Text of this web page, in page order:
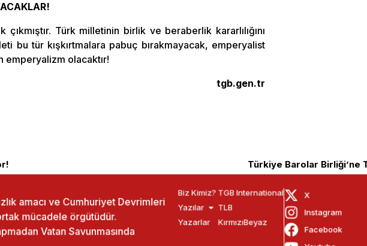
Türk milletinin birlik ve beraberlik kararlılığını
bu tür kışkırtmalara pabuç bırakmayacak, emperyalist
emperyalizm olacaktır!
tgb.gen.tr
Türkiye Barolar Birliği’ne
amacı ve Cumhuriyet Devrimleri
mücadele örgütüdür.
Vatan Savunmasında
Biz Kimiz?
Yazılar
Yazarlar
TGB International
TLB
KırmızıBeyaz
X
Instagram
Facebook